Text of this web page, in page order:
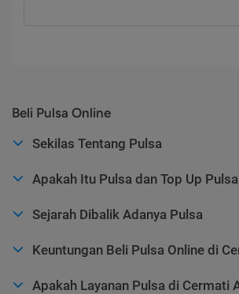
Beli Pulsa Online
Sekilas Tentang Pulsa
Apakah Itu Pulsa dan Top Up
Sejarah Dibalik Adanya Pulsa
Keuntungan Beli Pulsa Online di
Apakah Layanan Pulsa di Cermati